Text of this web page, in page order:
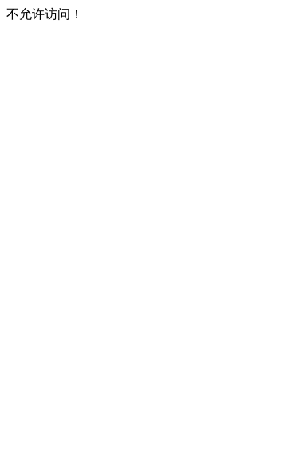
不允许访问！